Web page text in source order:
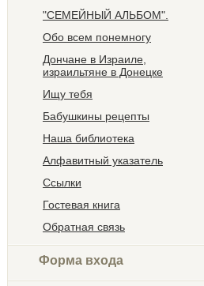
"СЕМЕЙНЫЙ АЛЬБОМ".
Обо всем понемногу
Дончане в Израиле,
израильтяне в Донецке
Ищу тебя
Бабушкины рецепты
Наша библиотека
Алфавитный указатель
Ссылки
Гостевая книга
Обратная связь
Форма входа